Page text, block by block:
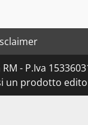
- P.Iva
prodotto